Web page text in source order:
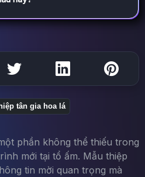
tân gia hoa lá
phần không thể thiếu trong
mới tại tổ ấm. Mẫu thiệp
tin mời quan trọng mà